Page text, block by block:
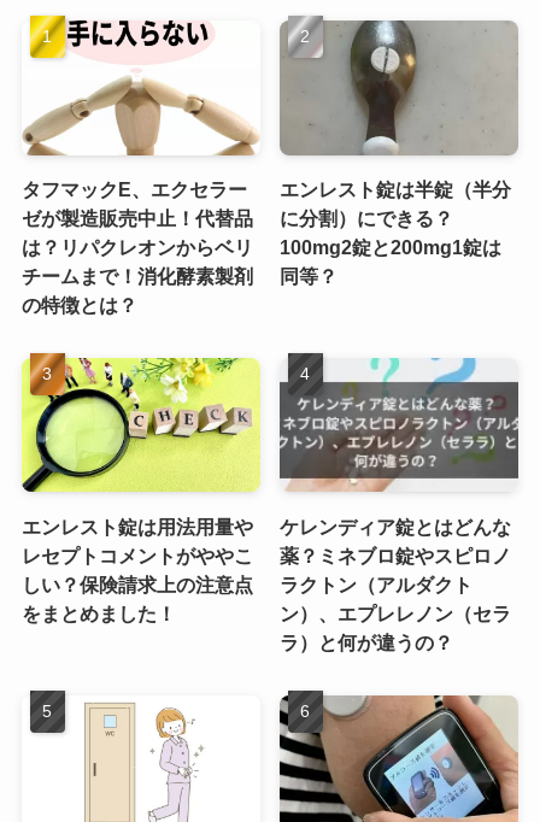
タフマックE、エクセラー
ゼが製造販売中止！代替品
は？リパクレオンからベリ
チームまで！消化酵素製剤
の特徴とは？
エンレスト錠は半錠（半分
に分割）にできる？
100mg2錠と200mg1錠は
同等？
エンレスト錠は用法用量や
レセプトコメントがややこ
しい？保険請求上の注意点
をまとめました！
ケレンディア錠とはどんな
薬？ミネブロ錠やスピロノ
ラクトン（アルダクト
ン）、エプレレノン（セラ
ラ）と何が違うの？